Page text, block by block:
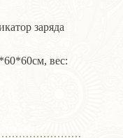
заряда
вес: